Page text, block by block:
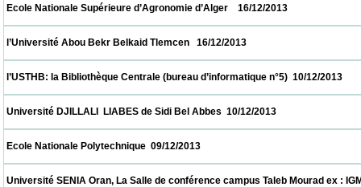
Ecole Nationale Supérieure d’Agronomie d’Alger    16/12/2013
l’Université Abou Bekr Belkaid Tlemcen   16/12/2013
l’USTHB: la Bibliothèque Centrale (bureau d’informatique n°5)
Université DJILLALI  LIABES de Sidi Bel Abbes  10/12/2013
Ecole Nationale Polytechnique  09/12/2013
Université SENIA Oran, La Salle de conférence campus Taleb